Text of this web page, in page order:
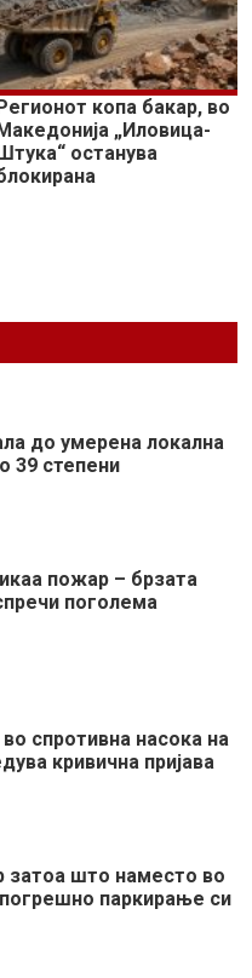
копа бакар, во
„Иловица-
останува
до умерена локална
39 степени
пожар – брзата
поголема
спротивна насока на
кривична пријава
затоа што наместо во
паркирање си